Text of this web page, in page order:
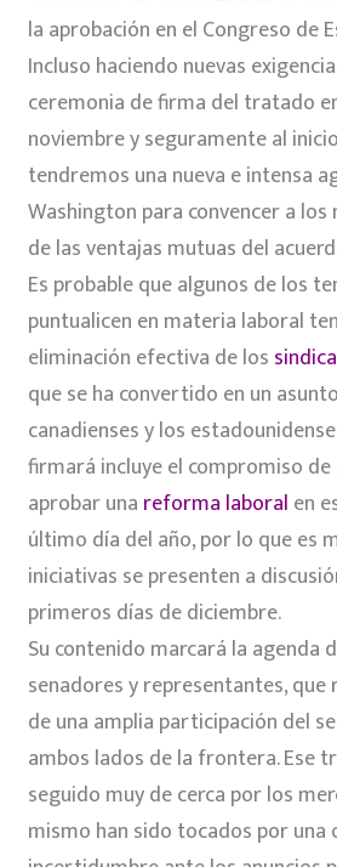
la aprobación en el Congreso de
Incluso haciendo nuevas
ceremonia de firma del tratado
noviembre y seguramente al
tendremos una nueva e intensa
Washington para convencer a
de las ventajas mutuas del
Es probable que algunos de los
puntualicen en materia laboral
eliminación efectiva de los
que se ha convertido en un
canadienses y los
firmará incluye el compromiso de
aprobar una reforma laboral en
último día del año, por lo que es
iniciativas se presenten a
primeros días de diciembre.
Su contenido marcará la agenda
senadores y representantes,
de una amplia participación del
ambos lados de la frontera. Ese
seguido muy de cerca por los
mismo han sido tocados por una